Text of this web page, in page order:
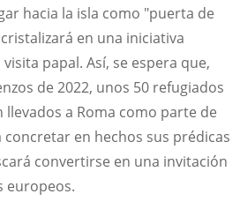
hacia la isla como "puerta de
en una iniciativa
papal. Así, se espera que,
de 2022, unos 50 refugiados
llevados a Roma como parte de
en hechos sus prédicas
convertirse en una invitación
europeos.